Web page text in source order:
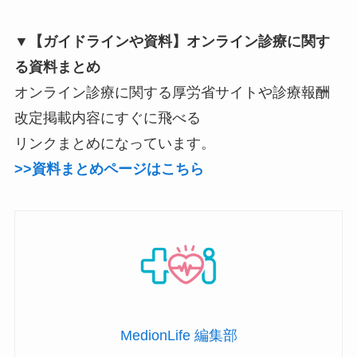
▼【ガイドラインや資料】オンライン診療に関す
る資料まとめ
オンライン診療に関する厚労省サイトや診療報酬
改定掲載内容にすぐに飛べる
リンクまとめになっています。
>>資料まとめページはこちら
MedionLife 編集部